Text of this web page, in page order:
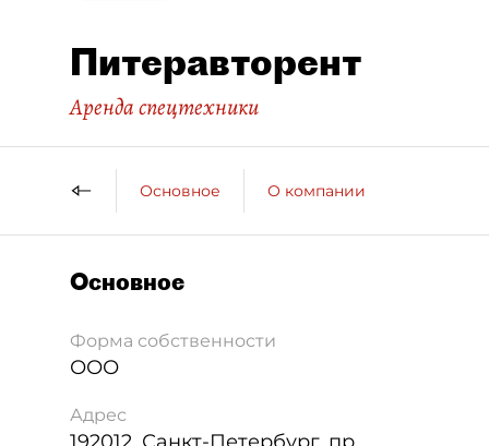
Питеравторент
Аренда спецтехники
Основное О компании
Основное
Форма собственности
ООО
Адрес